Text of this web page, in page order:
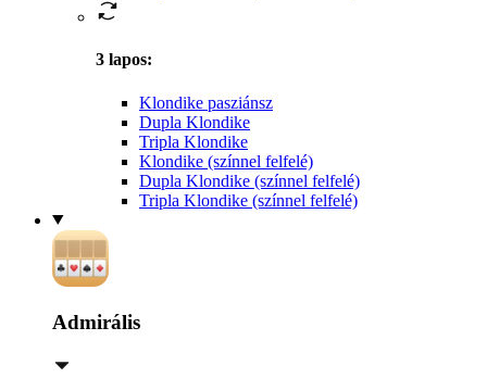
3 lapos:
Klondike pasziánsz
Dupla Klondike
Tripla Klondike
Klondike (színnel felfelé)
Dupla Klondike (színnel felfelé)
Tripla Klondike (színnel felfelé)
Admirális